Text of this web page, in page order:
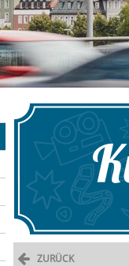
ZURÜCK